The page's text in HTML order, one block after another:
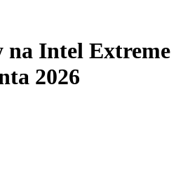
na Intel Extreme
2026